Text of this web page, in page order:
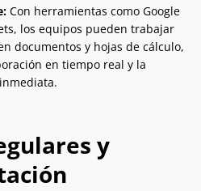
Con herramientas como Google
los equipos pueden trabajar
documentos y hojas de cálculo,
en tiempo real y la
y